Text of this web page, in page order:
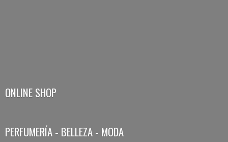
ONLINE SHOP
PERFUMERÍA - BELLEZA - MODA